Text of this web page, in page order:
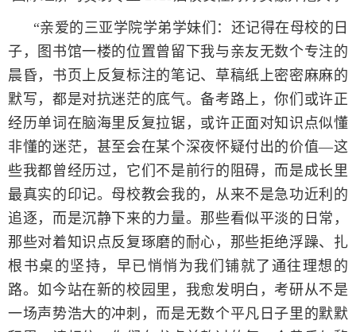
“亲爱的三亚学院学弟学妹们：还记得在母校的日
子，图书馆一楼的位置曾留下我与亲友无数个专注的
晨昏，书页上反复标注的笔记、草稿纸上密密麻麻的
默写，都是对抗迷茫的底气。备考路上，你们或许正
经历单词在脑海里反复拉锯，或许正面对知识点似懂
非懂的迷茫，甚至会在某个深夜怀疑付出的价值—这
些我都曾经历过，它们不是前行的阻碍，而是成长里
最真实的印记。母校教会我的，从来不是急功近利的
追逐，而是沉静下来的力量。那些看似平淡的日常，
那些对着知识点反复琢磨的耐心，那些拒绝浮躁、扎
根书桌的坚持，早已悄悄为我们铺就了通往理想的
路。如今站在新的校园里，我愈发明白，考研从不是
一场声势浩大的冲刺，而是无数个平凡日子里的默默